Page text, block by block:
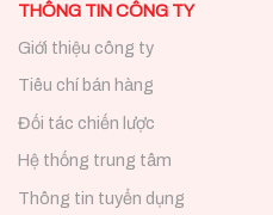
THÔNG TIN CÔNG TY
Giới thiệu công ty
Tiêu chí bán hàng
Đối tác chiến lược
Hệ thống trung tâm
Thông tin tuyển dụng